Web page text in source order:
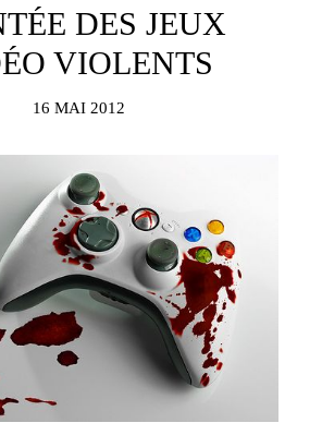
DES JEUX
VIOLENTS
16 MAI 2012